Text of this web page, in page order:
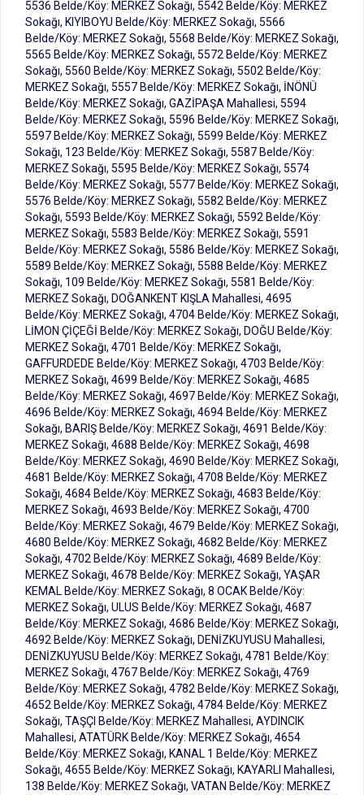
5536 Belde/Köy: MERKEZ Sokağı, 5542 Belde/Köy: MERKEZ
Sokağı, KIYIBOYU Belde/Köy: MERKEZ Sokağı, 5566
Belde/Köy: MERKEZ Sokağı, 5568 Belde/Köy: MERKEZ Sokağı,
5565 Belde/Köy: MERKEZ Sokağı, 5572 Belde/Köy: MERKEZ
Sokağı, 5560 Belde/Köy: MERKEZ Sokağı, 5502 Belde/Köy:
MERKEZ Sokağı, 5557 Belde/Köy: MERKEZ Sokağı, İNÖNÜ
Belde/Köy: MERKEZ Sokağı, GAZİPAŞA Mahallesi, 5594
Belde/Köy: MERKEZ Sokağı, 5596 Belde/Köy: MERKEZ Sokağı,
5597 Belde/Köy: MERKEZ Sokağı, 5599 Belde/Köy: MERKEZ
Sokağı, 123 Belde/Köy: MERKEZ Sokağı, 5587 Belde/Köy:
MERKEZ Sokağı, 5595 Belde/Köy: MERKEZ Sokağı, 5574
Belde/Köy: MERKEZ Sokağı, 5577 Belde/Köy: MERKEZ Sokağı,
5576 Belde/Köy: MERKEZ Sokağı, 5582 Belde/Köy: MERKEZ
Sokağı, 5593 Belde/Köy: MERKEZ Sokağı, 5592 Belde/Köy:
MERKEZ Sokağı, 5583 Belde/Köy: MERKEZ Sokağı, 5591
Belde/Köy: MERKEZ Sokağı, 5586 Belde/Köy: MERKEZ Sokağı,
5589 Belde/Köy: MERKEZ Sokağı, 5588 Belde/Köy: MERKEZ
Sokağı, 109 Belde/Köy: MERKEZ Sokağı, 5581 Belde/Köy:
MERKEZ Sokağı, DOĞANKENT KIŞLA Mahallesi, 4695
Belde/Köy: MERKEZ Sokağı, 4704 Belde/Köy: MERKEZ Sokağı,
LİMON ÇİÇEĞİ Belde/Köy: MERKEZ Sokağı, DOĞU Belde/Köy:
MERKEZ Sokağı, 4701 Belde/Köy: MERKEZ Sokağı,
GAFFURDEDE Belde/Köy: MERKEZ Sokağı, 4703 Belde/Köy:
MERKEZ Sokağı, 4699 Belde/Köy: MERKEZ Sokağı, 4685
Belde/Köy: MERKEZ Sokağı, 4697 Belde/Köy: MERKEZ Sokağı,
4696 Belde/Köy: MERKEZ Sokağı, 4694 Belde/Köy: MERKEZ
Sokağı, BARIŞ Belde/Köy: MERKEZ Sokağı, 4691 Belde/Köy:
MERKEZ Sokağı, 4688 Belde/Köy: MERKEZ Sokağı, 4698
Belde/Köy: MERKEZ Sokağı, 4690 Belde/Köy: MERKEZ Sokağı,
4681 Belde/Köy: MERKEZ Sokağı, 4708 Belde/Köy: MERKEZ
Sokağı, 4684 Belde/Köy: MERKEZ Sokağı, 4683 Belde/Köy:
MERKEZ Sokağı, 4693 Belde/Köy: MERKEZ Sokağı, 4700
Belde/Köy: MERKEZ Sokağı, 4679 Belde/Köy: MERKEZ Sokağı,
4680 Belde/Köy: MERKEZ Sokağı, 4682 Belde/Köy: MERKEZ
Sokağı, 4702 Belde/Köy: MERKEZ Sokağı, 4689 Belde/Köy:
MERKEZ Sokağı, 4678 Belde/Köy: MERKEZ Sokağı, YAŞAR
KEMAL Belde/Köy: MERKEZ Sokağı, 8 OCAK Belde/Köy:
MERKEZ Sokağı, ULUS Belde/Köy: MERKEZ Sokağı, 4687
Belde/Köy: MERKEZ Sokağı, 4686 Belde/Köy: MERKEZ Sokağı,
4692 Belde/Köy: MERKEZ Sokağı, DENİZKUYUSU Mahallesi,
DENİZKUYUSU Belde/Köy: MERKEZ Sokağı, 4781 Belde/Köy:
MERKEZ Sokağı, 4767 Belde/Köy: MERKEZ Sokağı, 4769
Belde/Köy: MERKEZ Sokağı, 4782 Belde/Köy: MERKEZ Sokağı,
4652 Belde/Köy: MERKEZ Sokağı, 4784 Belde/Köy: MERKEZ
Sokağı, TAŞÇI Belde/Köy: MERKEZ Mahallesi, AYDINCIK
Mahallesi, ATATÜRK Belde/Köy: MERKEZ Sokağı, 4654
Belde/Köy: MERKEZ Sokağı, KANAL 1 Belde/Köy: MERKEZ
Sokağı, 4655 Belde/Köy: MERKEZ Sokağı, KAYARLI Mahallesi,
138 Belde/Köy: MERKEZ Sokağı, VATAN Belde/Köy: MERKEZ